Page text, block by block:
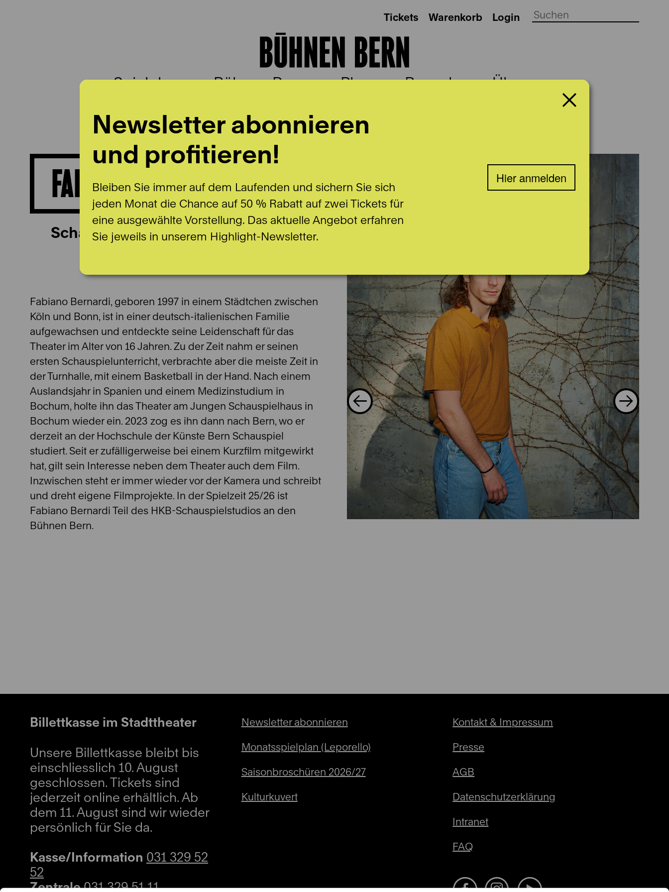
Tickets Warenkorb Login
Spielplan Bühnen Bern Plus Besuch Über uns
FABIANO BERNARDI
Schauspiel
Fabiano Bernardi, geboren 1997 in einem Städtchen zwischen
Köln und Bonn, ist in einer deutsch-italienischen Familie
aufgewachsen und entdeckte seine Leidenschaft für das
Theater im Alter von 16 Jahren. Zu der Zeit nahm er seinen
ersten Schauspielunterricht, verbrachte aber die meiste Zeit in
der Turnhalle, mit einem Basketball in der Hand. Nach einem
Auslandsjahr in Spanien und einem Medizinstudium in
Bochum, holte ihn das Theater am Jungen Schauspielhaus in
Bochum wieder ein. 2023 zog es ihn dann nach Bern, wo er
derzeit an der Hochschule der Künste Bern Schauspiel
studiert. Seit er zufälligerweise bei einem Kurzfilm mitgewirkt
hat, gilt sein Interesse neben dem Theater auch dem Film.
Inzwischen steht er immer wieder vor der Kamera und schreibt
und dreht eigene Filmprojekte. In der Spielzeit 25/26 ist
Fabiano Bernardi Teil des HKB-Schauspielstudios an den
Bühnen Bern.
Billettkasse im Stadttheater
Unsere Billettkasse bleibt bis
einschliesslich 10. August
geschlossen. Tickets sind
jederzeit online erhältlich. Ab
dem 11. August sind wir wieder
persönlich für Sie da.
Kasse/Information 031 329 52
52
Zentrale 031 329 51 11
Newsletter abonnieren
Monatsspielplan (Leporello)
Saisonbroschüren 2026/27
Kulturkuvert
Kontakt & Impressum
Presse
AGB
Datenschutzerklärung
Intranet
FAQ
Newsletter abonnieren
und profitieren!
Bleiben Sie immer auf dem Laufenden und sichern Sie sich
jeden Monat die Chance auf 50 % Rabatt auf zwei Tickets für
eine ausgewählte Vorstellung. Das aktuelle Angebot erfahren
Sie jeweils in unserem Highlight-Newsletter.
Hier anmelden